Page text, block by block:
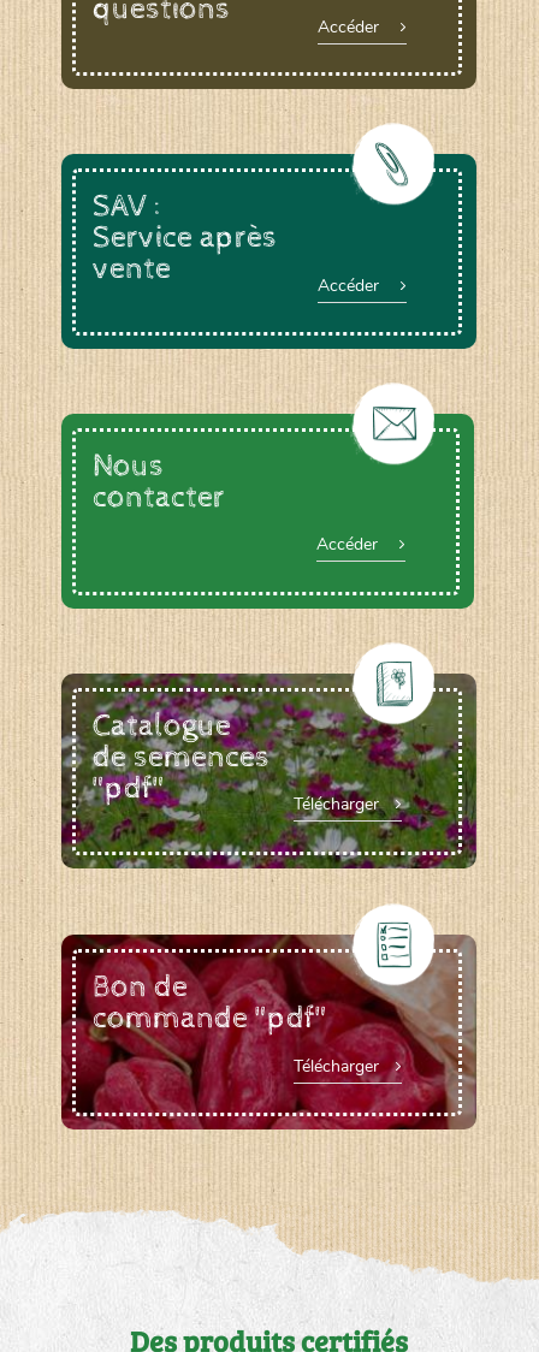
questions Accéder
SAV :
Service après
vente
Accéder
Nous
contacter
Accéder
Catalogue
de semences
"pdf"
Télécharger
Bon de
commande "pdf"
Télécharger
Des produits certifiés